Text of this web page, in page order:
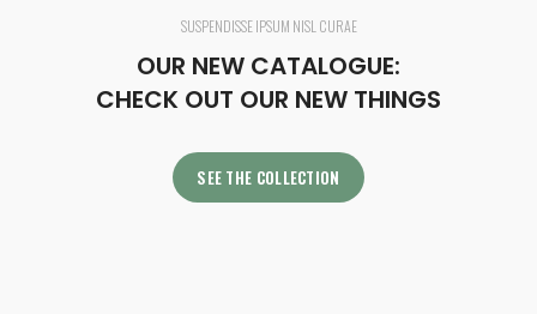
SUSPENDISSE IPSUM NISL CURAE
OUR NEW CATALOGUE:
CHECK OUT OUR NEW THINGS
SEE THE COLLECTION